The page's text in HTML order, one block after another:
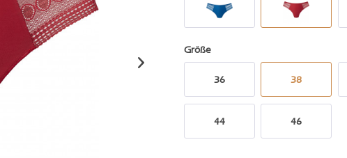
Größe
36 38
44 46